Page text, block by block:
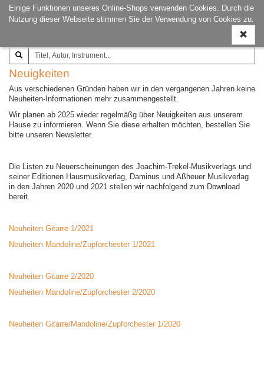
Einige Funktionen unseres Online-Shops verwenden Cookies. Durch die
Nutzung dieser Webseite stimmen Sie der Verwendung von Cookies zu.
ein-/
Joachim‐Trekel‐Musikverlag,
Hamburg
Neuigkeiten
Aus verschiedenen Gründen haben wir in den vergangenen Jahren keine
Neuheiten-Informationen mehr zusammengestellt.
Wir planen ab 2025 wieder regelmäßg über Neuigkeiten aus unserem
Hause zu informieren. Wenn Sie diese erhalten möchten, bestellen Sie
bitte unseren Newsletter.
Die Listen zu Neuerscheinungen des Joachim-Trekel-Musikverlags und
seiner Editionen Hausmusikverlag, Daminus und Aßheuer Musikverlag
in den Jahren 2020 und 2021 stellen wir nachfolgend zum Download
bereit.
Neuheiten Gitarre 1/2021
Neuheiten Mandoline/Zupforchester 1/2021
Neuheiten Gitarre 2/2020
Neuheiten Mandoline/Zupforchester 2/2020
Neuheiten Gitarre/Mandoline/Zupforchester 1/2020